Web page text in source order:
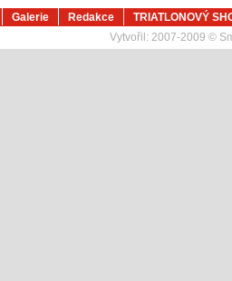
Galerie Redakce
TRIATLONOVÝ
Vytvořil: 2007-2009 ©